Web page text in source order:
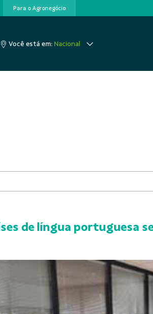
Para o Agronegócio
Você está em:Nacional
de língua portuguesa